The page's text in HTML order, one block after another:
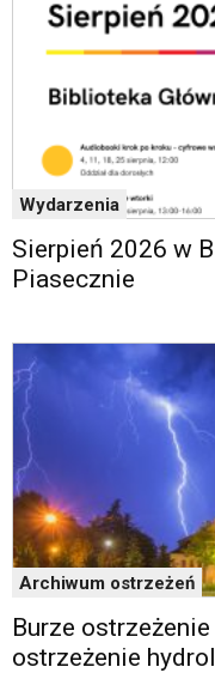
Wydarzenia
Sierpień 2026 w
Piasecznie
Archiwum ostrzeżeń
Burze
ostrzeżenie